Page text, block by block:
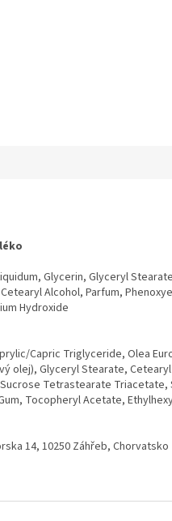
Glycerin, Glyceryl
Alcohol, Parfum,
Hydroxide
Capric Triglyceride, Olea
olej), Glyceryl Stearate,
Tetrastearate
Tocopheryl Acetate,
14, 10250 Záhřeb, Chorvatsko